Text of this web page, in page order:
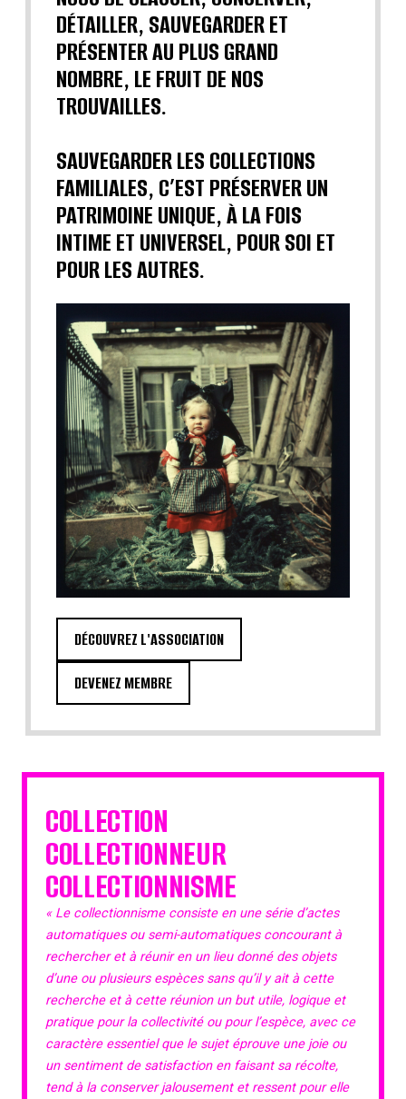
DÉTAILLER, SAUVEGARDER ET
PRÉSENTER AU PLUS GRAND
NOMBRE, LE FRUIT DE NOS
TROUVAILLES.
SAUVEGARDER LES COLLECTIONS
FAMILIALES, C’EST PRÉSERVER UN
PATRIMOINE UNIQUE, À LA FOIS
INTIME ET UNIVERSEL, POUR SOI ET
POUR LES AUTRES.
DÉCOUVREZ L'ASSOCIATION
DEVENEZ MEMBRE
COLLECTION
COLLECTIONNEUR
COLLECTIONNISME
« Le collectionnisme consiste en une série d’actes
automatiques ou semi-automatiques concourant à
rechercher et à réunir en un lieu donné des objets
d’une ou plusieurs espèces sans qu’il y ait à cette
recherche et à cette réunion un but utile, logique et
pratique pour la collectivité ou pour l’espèce, avec ce
caractère essentiel que le sujet éprouve une joie ou
un sentiment de satisfaction en faisant sa récolte,
tend à la conserver jalousement et ressent pour elle